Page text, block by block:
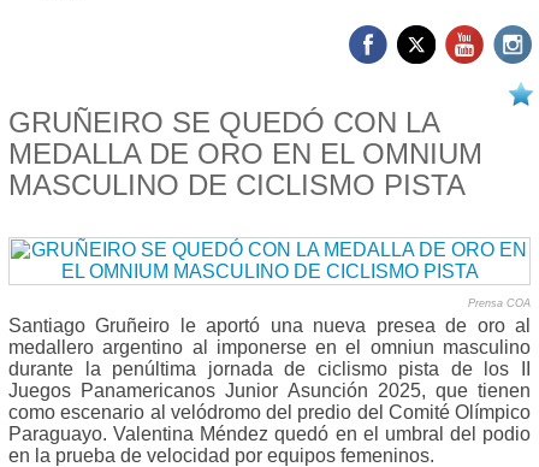
GRUÑEIRO SE QUEDÓ CON LA
MEDALLA DE ORO EN EL OMNIUM
MASCULINO DE CICLISMO PISTA
Prensa COA
Santiago Gruñeiro le aportó una nueva presea de oro al
medallero argentino al imponerse en el omniun masculino
durante la penúltima jornada de ciclismo pista de los II
Juegos Panamericanos Junior Asunción 2025, que tienen
como escenario al velódromo del predio del Comité Olímpico
Paraguayo. Valentina Méndez quedó en el umbral del podio
en la prueba de velocidad por equipos femeninos.